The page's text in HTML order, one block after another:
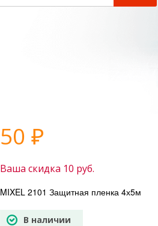
50 ₽
Ваша скидка 10 руб.
MIXEL 2101 Защитная пленка 4х5м
В наличии